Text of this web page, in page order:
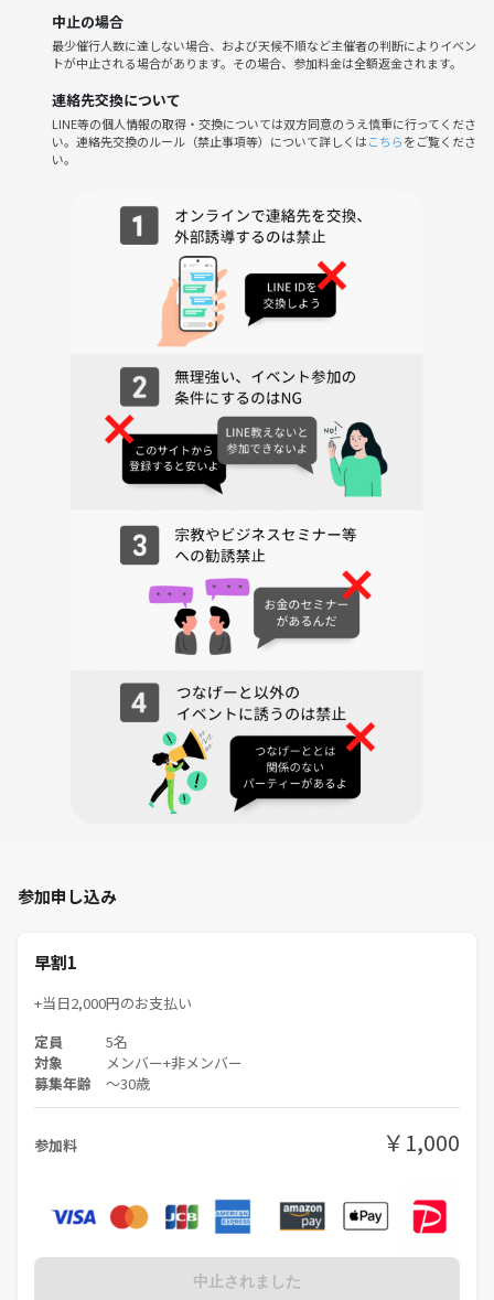
①18:50〜19:00 受付
②19:10〜 スタート&自己紹介
③21:00 終了
🌱サークルの雰囲気
・初参加／一人参加の方がほとんど。お互いに話しかけやすい空気感で
・価値観の近い20代と、普段出会えない友達や趣味のつながりができる
・おしゃれだけどかしこまりすぎず「気楽に楽しめる」のがこだわり
下記の行為はご遠慮ください。
・勧誘・営業・告知・引き抜き・しつこいナンパ・暴言など
・過度なナンパ行為や迷惑行為
・開催内容や風景写真、動画のSNS等への無許可投稿
サークルやイベントの輪を乱す行動をする方、運営側の指示に従ってい
ただけない方や運営側が参加者様としてふさわしくないと判断した方
は、参加をお断りする場合がございます。
料理が得意じゃなくても大歓迎！
「気軽に参加」「ゆるくつながる」新しい一歩に、ぜひご参加くださ
い。あなたのご参加、お待ちしています🍽️
中止の場合
最少催行人数に達しない場合、および天候不順など主催者の判断によりイベン
トが中止される場合があります。その場合、参加料金は全額返金されます。
連絡先交換について
LINE等の個人情報の取得・交換については双方同意のうえ慎重に行ってくださ
い。連絡先交換のルール（禁止事項等）について詳しくはこちらをご覧くださ
い。
参加申し込み
早割1
+当日2,000円のお支払い
定員 5名
対象 メンバー+非メンバー
募集年齢 〜30歳
参加料 ￥1,000
中止されました